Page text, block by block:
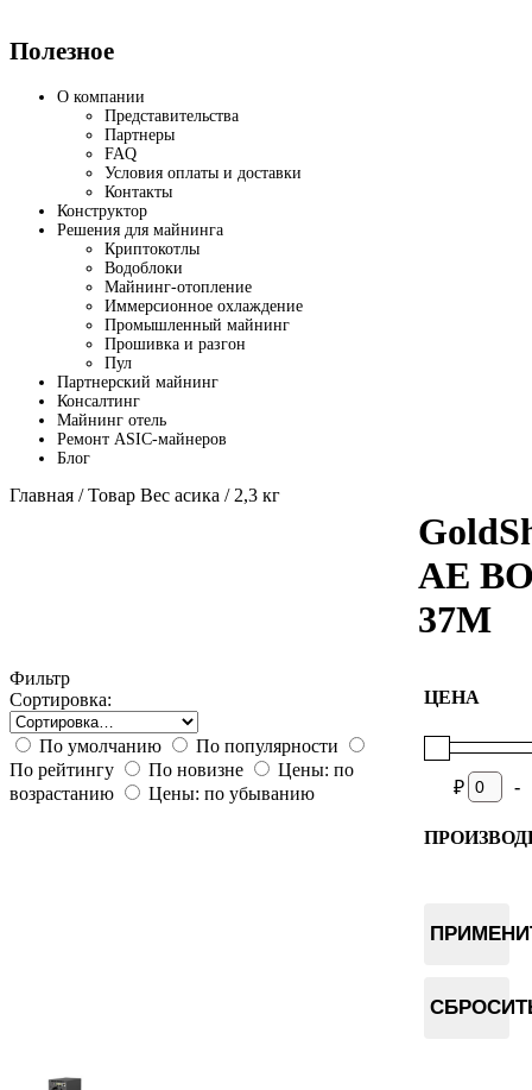
Полезное
О компании
Представительства
Партнеры
FAQ
Условия оплаты и доставки
Контакты
Конструктор
Решения для майнинга
Криптокотлы
Водоблоки
Майнинг-отопление
Иммерсионное охлаждение
Промышленный майнинг
Прошивка и разгон
Пул
Партнерский майнинг
Консалтинг
Майнинг отель
Ремонт ASIC-майнеров
Блог
Главная / Товар Вес асика / 2,3 кг
AE
37M
Фильтр
Сортировка:
По умолчанию
По популярности
По рейтингу
По новизне
Цены: по
возрастанию
Цены: по убыванию
ЦЕНА
₽ -